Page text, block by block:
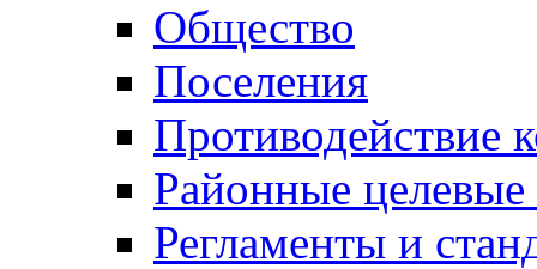
Общество
Поселения
Противодействие
Районные
Регламенты и